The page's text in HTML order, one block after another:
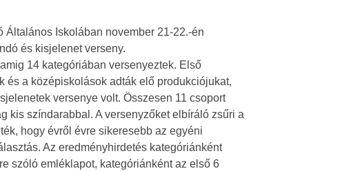
Iskolában november 21-22.-én
és kisjelenet verseny.
14 kategóriában versenyeztek. Első
és a középiskolások adták elő produkciójukat,
versenye volt. Összesen 11 csoport
kis színdarabbal. A versenyzőket elbíráló zsűri a
hogy évről évre sikeresebb az egyéni
Az eredményhirdetés kategóriánként
szóló emléklapot, kategóriánként az első 6